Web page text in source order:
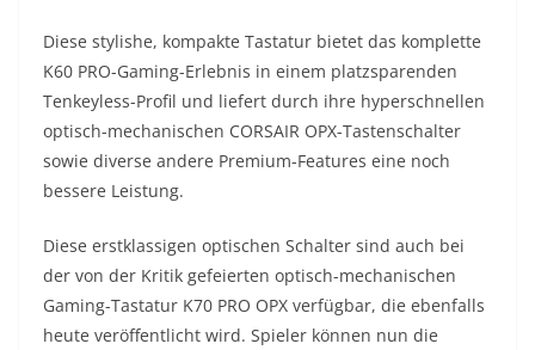
Diese stylishe, kompakte Tastatur bietet das komplette
K60 PRO-Gaming-Erlebnis in einem platzsparenden
Tenkeyless-Profil und liefert durch ihre hyperschnellen
optisch-mechanischen CORSAIR OPX-Tastenschalter
sowie diverse andere Premium-Features eine noch
bessere Leistung.
Diese erstklassigen optischen Schalter sind auch bei
der von der Kritik gefeierten optisch-mechanischen
Gaming-Tastatur K70 PRO OPX verfügbar, die ebenfalls
heute veröffentlicht wird. Spieler können nun die